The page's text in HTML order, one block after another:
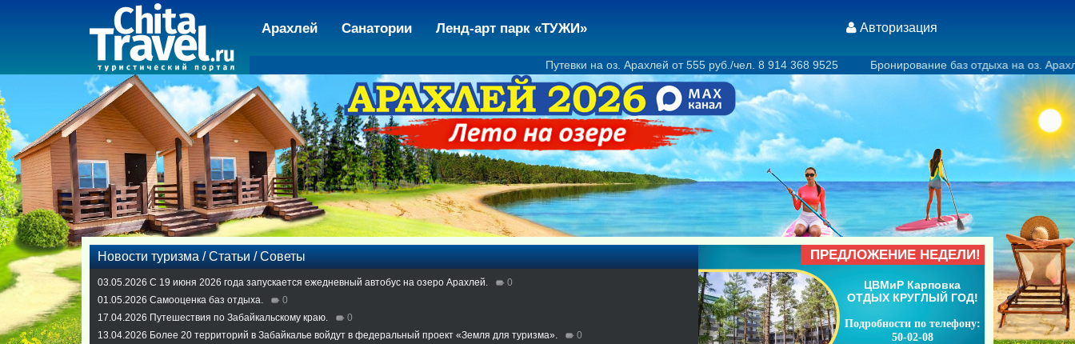
Арахлей Санатории Ленд-арт парк «ТУЖИ» Авторизация
Путевки на оз. Арахлей от 555 руб./чел. 8 914 368 9525 Бронирование баз отдыха на оз. Арахлей 8 914 368
Новости туризма / Статьи / Советы
03.05.2026 С 19 июня 2026 года запускается ежедневный автобус на озеро Арахлей.
0
01.05.2026 Самооценка баз отдыха.
0
17.04.2026 Путешествия по Забайкальскому краю.
0
13.04.2026 Более 20 территорий в Забайкалье войдут в федеральный проект «Земля для туризма».
0
ПРЕДЛОЖЕНИЕ НЕДЕЛИ!
ЦВМиР Карповка
ОТДЫХ КРУГЛЫЙ ГОД!
Подробности по телефону:
50-02-08